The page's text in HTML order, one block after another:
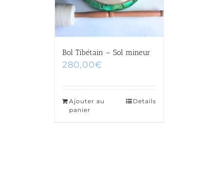
Bol Tibétain – Sol mineur
280,00€
Ajouter au
panier
Details